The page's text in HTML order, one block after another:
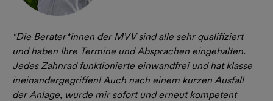
"Die Berater*innen der MVV sind alle sehr qualifiziert
und haben Ihre Termine und Absprachen eingehalten.
Jedes Zahnrad funktionierte einwandfrei und hat klasse
ineinandergegriffen! Auch nach einem kurzen Ausfall
der Anlage, wurde mir sofort und erneut kompetent